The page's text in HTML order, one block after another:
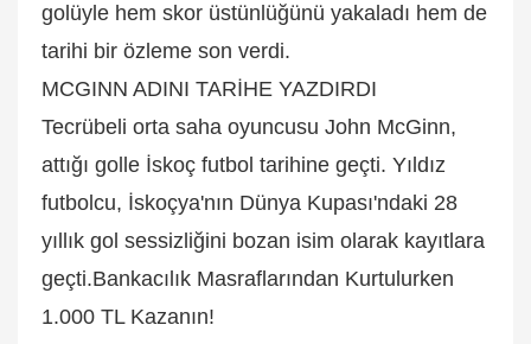
golüyle hem skor üstünlüğünü yakaladı hem de
tarihi bir özleme son verdi.
MCGINN ADINI TARİHE YAZDIRDI
Tecrübeli orta saha oyuncusu John McGinn,
attığı golle İskoç futbol tarihine geçti. Yıldız
futbolcu, İskoçya'nın Dünya Kupası'ndaki 28
yıllık gol sessizliğini bozan isim olarak kayıtlara
geçti.Bankacılık Masraflarından Kurtulurken
1.000 TL Kazanın!